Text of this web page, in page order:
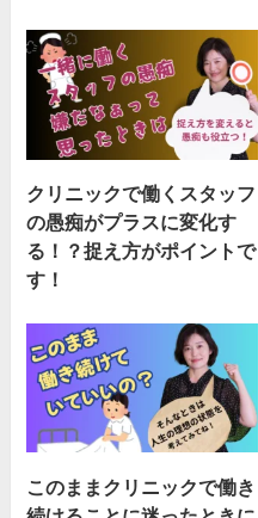
クリニックで働くスタッフ
の愚痴がプラスに変化す
る！？捉え方がポイントで
す！
このままクリニックで働き